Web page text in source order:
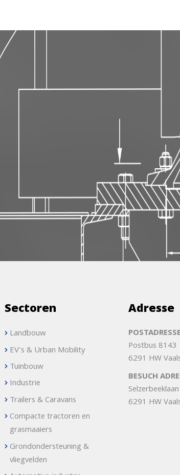
Sectoren
Landbouw
EV's & Urban Mobility
Tuinbouw
Industrie
Trailers & Caravans
Compacte tractoren en
grasmaaiers
Grondondersteuning &
vliegvelden
Adresse
Postbus 8143
6291 HW
BESUCH
6291 HW